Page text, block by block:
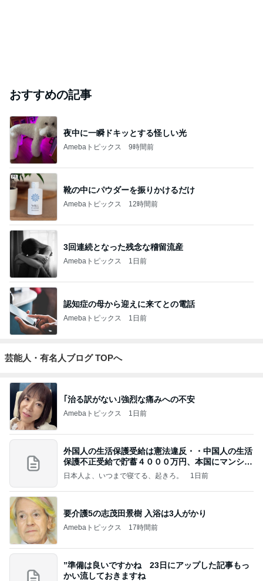
おすすめの記事
夜中に一瞬ドキッとする怪しい光
Amebaトピックス 9時間前
靴の中にパウダーを振りかけるだけ
Amebaトピックス 12時間前
3回連続となった残念な稽留流産
Amebaトピックス 1日前
認知症の母から迎えに来てとの電話
Amebaトピックス 1日前
芸能人・有名人ブログ TOPへ
｢治る訳がない｣強烈な痛みへの不安
Amebaトピックス 1日前
外国人の生活保護受給は憲法違反・・中国人の生活
保護不正受給で貯蓄４０００万円、本国にマンショ
ンを
日本人よ、いつまで寝てる、起きろ。 1日前
要介護5の志茂田景樹 入浴は3人がかり
Amebaトピックス 17時間前
”準備は良いですかね 23日にアップした記事もっ
かい流しておきますね